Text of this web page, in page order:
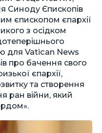
Синоду Єпископів
єпископом єпархії
з осідком
для Vatican News
про бачення свого
єпархії,
та створення
ран війни, який